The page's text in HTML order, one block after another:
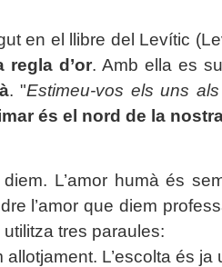
en el llibre del Levític
regla d’or. Amb ella es
. "Estimeu-vos els uns
és el nord de la
L’amor humà és
l’amor que diem
tres paraules:
L’escolta és ja